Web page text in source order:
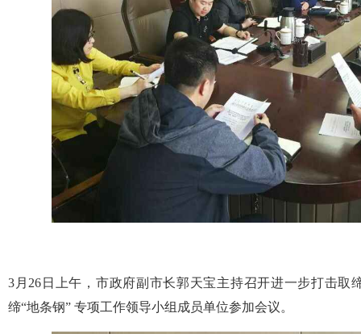
3月26日上午，市政府副市长郭天宝主持召开进一步打击取
缔“地条钢” 专项工作领导小组成员单位参加会议。